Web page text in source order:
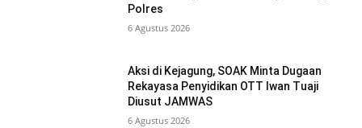
Polres
6 Agustus 2026
Aksi di Kejagung, SOAK Minta Dugaan
Rekayasa Penyidikan OTT Iwan Tuaji
Diusut JAMWAS
6 Agustus 2026